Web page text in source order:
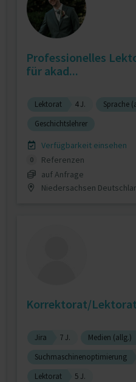
Professionelles
für akad...
Lektorat 4 J. Sprache
Geschichtslehrer
Verfügbarkeit einsehen
0
Referenzen
auf Anfrage
Niedersachsen
Korrektorat/Lektorat
Jira 7 J. Medien (allg.)
Suchmaschinenoptimierung
Lektorat
5 J.